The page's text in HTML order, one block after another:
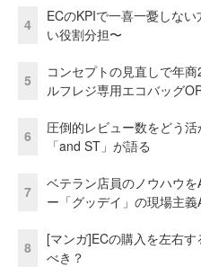
4
ECのKPIで一喜一憂しな
い役割分担〜
5
コンセプトの見直しで年
ルフレジ専用エコバッグ
6
圧倒的レビュー数をどう
「and ST」が語る
7
ベテラン店員のノウハウ
ー「グッデイ」の現場主
8
[マンガ]ECの購入を左右
べき？